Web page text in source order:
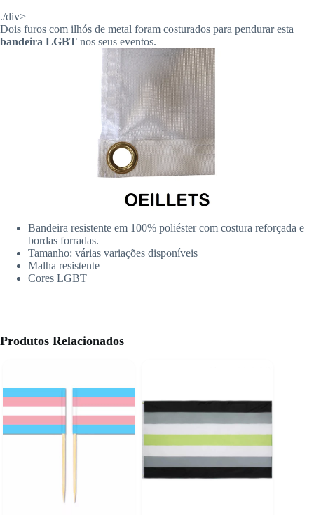
./div>
Dois furos com ilhós de metal foram costurados para pendurar esta
bandeira LGBT nos seus eventos.
Bandeira resistente em 100% poliéster com costura reforçada e
bordas forradas.
Tamanho: várias variações disponíveis
Malha resistente
Cores LGBT
Produtos Relacionados